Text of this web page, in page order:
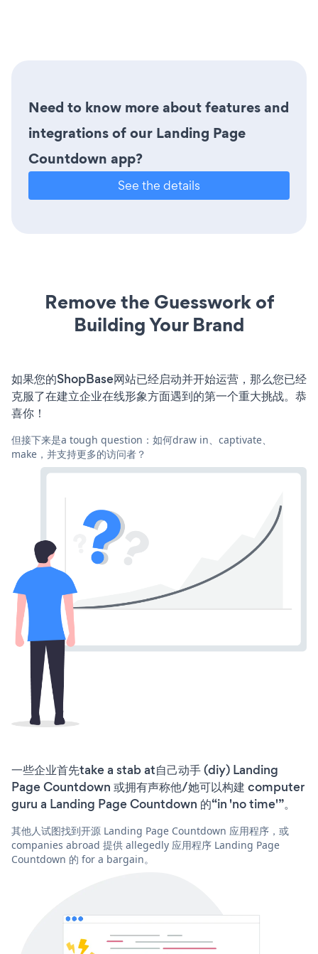
Need to know more about features and
integrations of our Landing Page
Countdown app?
See the details
Remove the Guesswork of
Building Your Brand
如果您的ShopBase网站已经启动并开始运营，那么您已经
克服了在建立企业在线形象方面遇到的第一个重大挑战。恭
喜你！
但接下来是a tough question：如何draw in、captivate、
make，并支持更多的访问者？
一些企业首先take a stab at自己动手 (diy) Landing
Page Countdown 或拥有声称他/她可以构建 computer
guru a Landing Page Countdown 的“in 'no time'”。
其他人试图找到开源 Landing Page Countdown 应用程序，或
companies abroad 提供 allegedly 应用程序 Landing Page
Countdown 的 for a bargain。